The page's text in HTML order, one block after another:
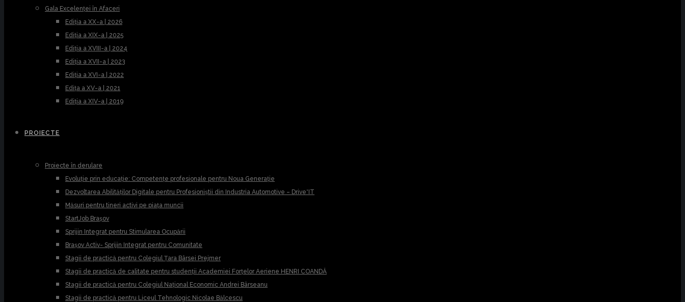
Gala Excelenței în Afaceri
Ediția a XX-a | 2026
Ediția a XIX-a | 2025
Ediția a XVIII-a | 2024
Ediția a XVII-a | 2023
Ediția a XVI-a | 2022
Edița a XV-a | 2021
Ediția a XIV-a | 2019
PROIECTE
Proiecte în derulare
Evoluție prin educație: Competențe profesionale pentru Noua Generație
Dezvoltarea Abilităților Digitale pentru Profesioniștii din Industria Automotive – Drive*IT
Măsuri pentru tineri activi pe piața muncii
StartJob Brașov
Sprijin Integrat pentru Stimularea Ocupării
Brașov Activ- Sprijin Integrat pentru Comunitate
Stagii de practică pentru Colegiul Țara Bârsei Prejmer
Stagii de practică de calitate pentru studenții Academiei Forțelor Aeriene HENRI COANDĂ
Stagii de practică pentru Colegiul Național Economic Andrei Bârseanu
Stagii de practică pentru Liceul Tehnologic Nicolae Bălcescu